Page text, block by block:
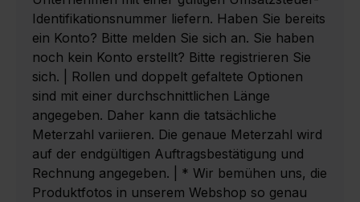
Identifikationsnummer liefern. Haben Sie bereits
ein Konto? Bitte melden Sie sich an. Sie haben
noch kein Konto erstellt? Bitte registrieren Sie
sich. | Rollen und doppelt gefaltete Optionen
sind mit einer durchschnittlichen Länge
angegeben. Daher kann die tatsächliche
Meterzahl variieren. Die genaue Meterzahl wird
auf der endgültigen Auftragsbestätigung und
Rechnung angegeben. | * Wir bemühen uns, die
Produktfotos in unserem Webshop so genau